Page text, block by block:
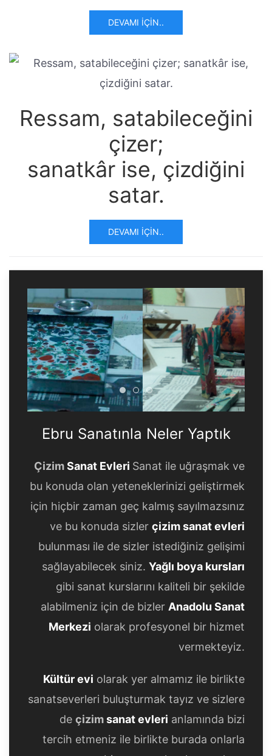
DEVAMI İÇIN..
Ressam, satabileceğini
çizer;
sanatkâr ise, çizdiğini
satar.
DEVAMI İÇIN..
Ebru Sanatınla Neler Yaptık
Ebru Sanatınla Neler
Ebru Sanatınla Neler
Ebru Sanatınla Neler Yaptık
ÇizimSanat Evleri Sanat ile uğraşmak ve
bu konuda olan yeteneklerinizi geliştirmek
için hiçbir zaman geç kalmış sayılmazsınız
ve bu konuda sizler çizim sanat evleri
bulunması ile de sizler istediğiniz gelişimi
sağlayabilecek siniz. Yağlı boya kursları
gibi sanat kurslarını kaliteli bir şekilde
alabilmeniz için de bizler Anadolu Sanat
Merkezi olarak profesyonel bir hizmet
vermekteyiz.
Kültür evi olarak yer almamız ile birlikte
sanatseverleri buluşturmak tayız ve sizlere
de çizimsanat evleri anlamında bizi
tercih etmeniz ile birlikte burada onlarla